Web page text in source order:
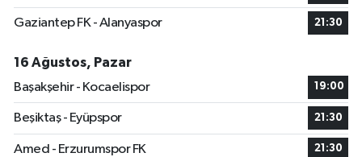
Gaziantep FK - Alanyaspor 21:30
16 Ağustos, Pazar
Başakşehir - Kocaelispor
19:00
Beşiktaş - Eyüpspor 21:30
Amed - Erzurumspor FK 21:30